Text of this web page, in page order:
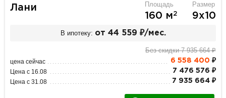
Лани Площадь
160 м2
Размер
9х10
В ипотеку: от 44 559 ₽/мес.
Без скидки 7 935 664 ₽
цена сейчас 6 558 400 ₽
Цена с 16.08 7 476 576 ₽
Цена с 31.08 7 935 664 ₽